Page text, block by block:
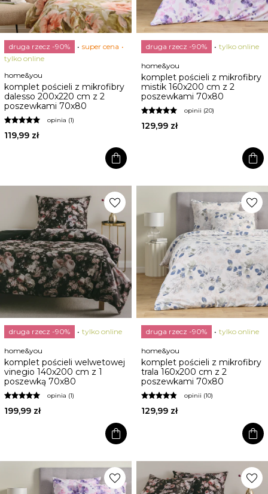
druga rzecz -90%
super cena
tylko online
home&you
komplet pościeli z mikrofibry
dalesso 200x220 cm z 2
poszewkami 70x80
opinia (1)
119,99 zł
shopping_bag
druga rzecz -90% tylko online
home&you
komplet pościeli z mikrofibry
mistik 160x200 cm z 2
poszewkami 70x80
opinii (20)
129,99 zł
shopping_bag
favorite
druga rzecz -90% tylko online
home&you
komplet pościeli welwetowej
vinegio 140x200 cm z 1
poszewką 70x80
opinia (1)
199,99 zł
shopping_bag
favorite
druga rzecz -90% tylko online
home&you
komplet pościeli z mikrofibry
trala 160x200 cm z 2
poszewkami 70x80
opinii (10)
129,99 zł
shopping_bag
favorite favorite